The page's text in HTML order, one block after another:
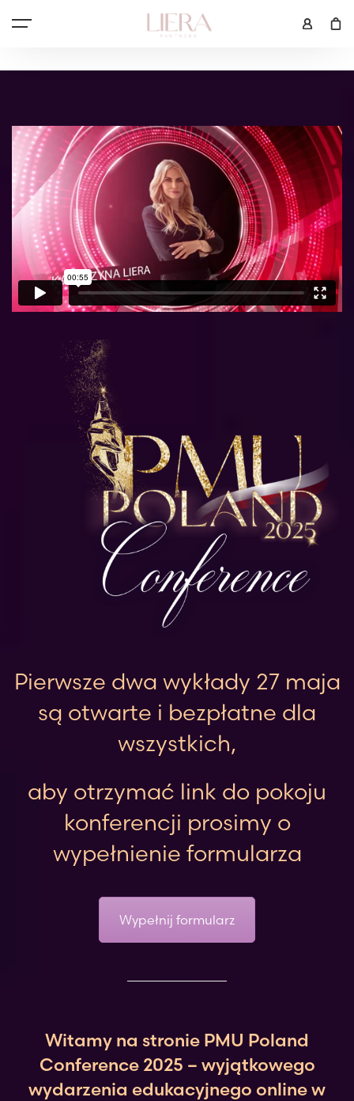
Pierwsze dwa wykłady 27 maja
są otwarte i bezpłatne dla
wszystkich,
aby otrzymać link do pokoju
konferencji prosimy o
wypełnienie formularza
Wypełnij formularz
Witamy na stronie PMU Poland
Conference 2025 – wyjątkowego
wydarzenia edukacyjnego online w